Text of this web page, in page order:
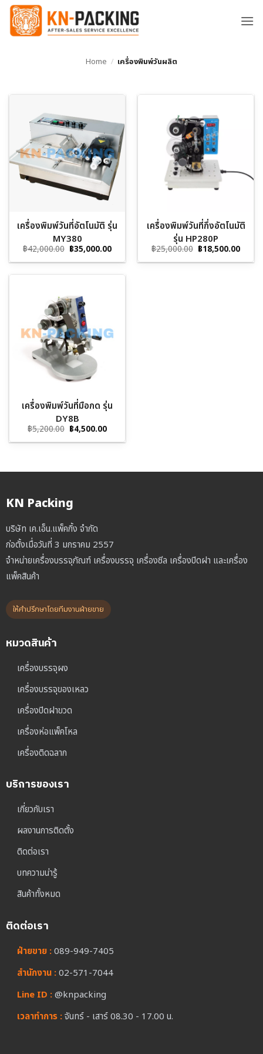
ข้าม
ยัง
Home / เครื่องพิมพ์วันผลิต
เครื่องพิมพ์วันที่อัตโนมัติ รุ่น
MY380
฿42,000.00 Original
price
was:
฿42,000.00.
฿35,000.00Current
is:
฿35,000.00.
เครื่องพิมพ์วันที่กึ่งอัตโนมัติ
รุ่น HP280P
฿25,000.00 Original
price
was:
฿18,500.00
is:
เครื่องพิมพ์วันที่มือกด รุ่น
DY8B
฿5,200.00 Original
price
was:
฿4,500.00Current
is:
KN Packing
บริษัท เค.เอ็น.แพ็คกิ้ง จำกัด
ก่อตั้งเมื่อวันที่ 3 มกราคม 2557
จำหน่ายเครื่องบรรจุภัณฑ์ เครื่องบรรจุ เครื่องซีล เครื่องปิดฝา และเครื่อง
แพ็คสินค้า
ให้คำปรึกษาโดยทีมงานฝ่ายขาย
หมวดสินค้า
เครื่องบรรจุผง
เครื่องบรรจุของเหลว
เครื่องปิดฝาขวด
เครื่องห่อแพ็คโหล
เครื่องติดฉลาก
บริการของเรา
เกี่ยวกับเรา
ผลงานการติดตั้ง
ติดต่อเรา
บทความน่ารู้
สินค้าทั้งหมด
ติดต่อเรา
ฝ่ายขาย :089-949-7405
สำนักงาน :02-571-7044
Line ID :@knpacking
เวลาทำการ :จันทร์ - เสาร์ 08.30 - 17.00 น.